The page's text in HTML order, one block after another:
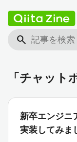
search
「チャット
新卒エンジニ
実装してみま